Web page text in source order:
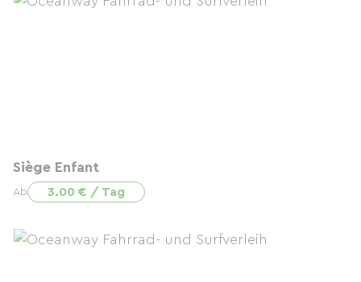
Siège Enfant
Ab 3.00 € / Tag